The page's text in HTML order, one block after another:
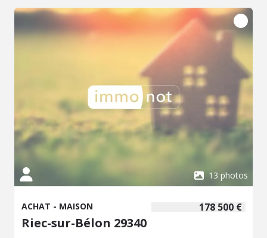
et à la buanderie ; Au premier étage, on retrouve un
palier, une cuisine, une pièce, une chambre avec
cheminée, WC avec lave-mains, une salle de bains ; Au
deuxième étage, on dispose d'une cuisine, d'un salon, de
deux chambres avec cheminée, d'une salle de bains, WC,
d'un dégagement. Enfin, le dernier étage héberge le
grenier. L'ensemble ouvre sur un agréable jardin en plein
bourg, avec petite dépendance à usage de
garage/chaufferie. On aime : Sa façade authentique,
l'espace dont elle est dotée, son emplacement au coeur
des commodités, sa surface habitable permettant de
multiples projets
13 photos
178 500 €
ACHAT - MAISON
Riec-sur-Bélon 29340